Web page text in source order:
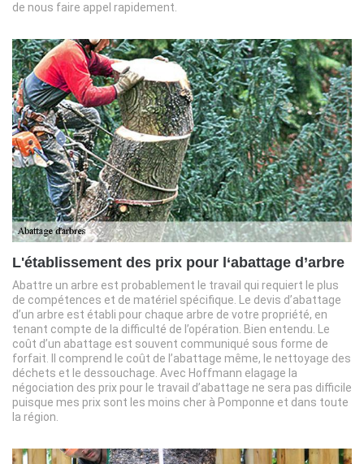
de nous faire appel rapidement.
L'établissement des prix pour l‘abattage d’arbre
Abattre un arbre est probablement le travail qui requiert le plus
de compétences et de matériel spécifique. Le devis d’abattage
d’un arbre est établi pour chaque arbre de votre propriété, en
tenant compte de la difficulté de l’opération. Bien entendu. Le
coût d’un abattage est souvent communiqué sous forme de
forfait. Il comprend le coût de l’abattage même, le nettoyage des
déchets et le dessouchage. Avec Hoffmann elagage la
négociation des prix pour le travail d’abattage ne sera pas difficile
puisque mes prix sont les moins cher à Pomponne et dans toute
la région.